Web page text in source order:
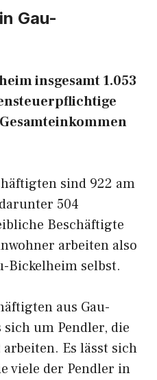
Gau-
insgesamt 1.053
sind 922 am
504
Beschäftigte
arbeiten also
Bickelheim selbst.
aus Gau-
um Pendler, die
Es lässt sich
viele der Pendler in